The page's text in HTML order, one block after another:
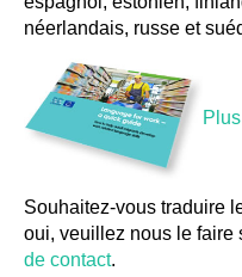
néerlandais, russe et
Souhaitez-vous traduire
oui, veuillez nous le faire
de contact.